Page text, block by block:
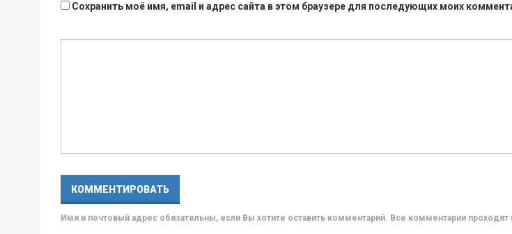
Сохранить моё имя, email и адрес сайта в этом браузере для последующих моих
Имя и почтовый адрес обязательны, если Вы хотите оставить комментарий. Все комментарии